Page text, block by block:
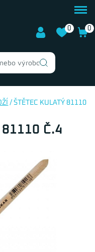
0 0
/ ŠTĚTEC KULATÝ 81110
81110 Č.4